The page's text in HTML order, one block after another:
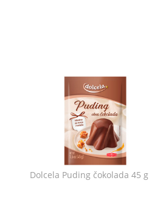
Dolcela Puding čokolada 45 g